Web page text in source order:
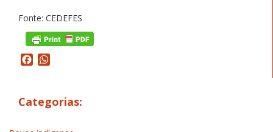
Fonte: CEDEFES
Facebook
Categorias: